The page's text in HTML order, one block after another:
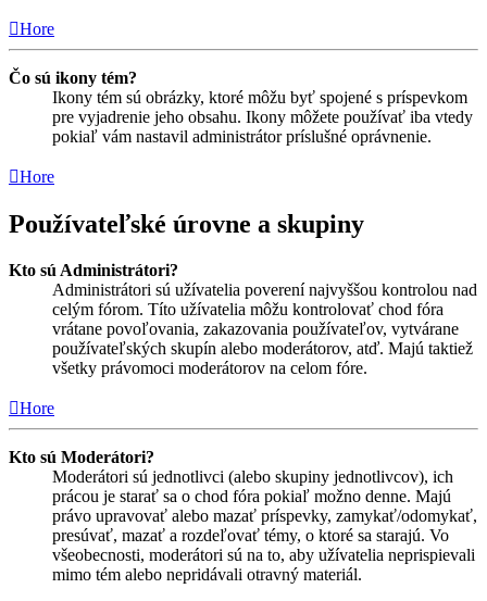
Hore
Čo sú ikony tém?
Ikony tém sú obrázky, ktoré môžu byť spojené s príspevkom
pre vyjadrenie jeho obsahu. Ikony môžete používať iba vtedy
pokiaľ vám nastavil administrátor príslušné oprávnenie.
Hore
Používateľské úrovne a skupiny
Kto sú Administrátori?
Administrátori sú užívatelia poverení najvyššou kontrolou nad
celým fórom. Títo užívatelia môžu kontrolovať chod fóra
vrátane povoľovania, zakazovania používateľov, vytvárane
používateľských skupín alebo moderátorov, atď. Majú taktiež
všetky právomoci moderátorov na celom fóre.
Hore
Kto sú Moderátori?
Moderátori sú jednotlivci (alebo skupiny jednotlivcov), ich
prácou je starať sa o chod fóra pokiaľ možno denne. Majú
právo upravovať alebo mazať príspevky, zamykať/odomykať,
presúvať, mazať a rozdeľovať témy, o ktoré sa starajú. Vo
všeobecnosti, moderátori sú na to, aby užívatelia neprispievali
mimo tém alebo nepridávali otravný materiál.